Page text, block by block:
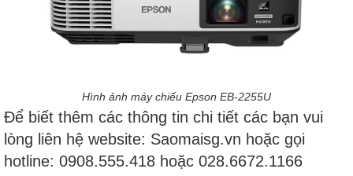
Hình ảnh máy chiếu Epson EB-2255U
Để biết thêm các thông tin chi tiết các bạn vui
lòng liên hệ website: Saomaisg.vn hoặc gọi
hotline: 0908.555.418 hoặc 028.6672.1166